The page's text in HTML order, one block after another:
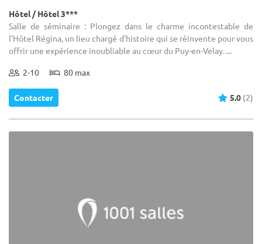
Hôtel / Hôtel 3***
Salle de séminaire : Plongez dans le charme incontestable de
l'Hôtel Régina, un lieu chargé d'histoire qui se réinvente pour vous
offrir une expérience inoubliable au cœur du Puy-en-Velay. ...
2-10 80 max
Contacter 5.0 (2)